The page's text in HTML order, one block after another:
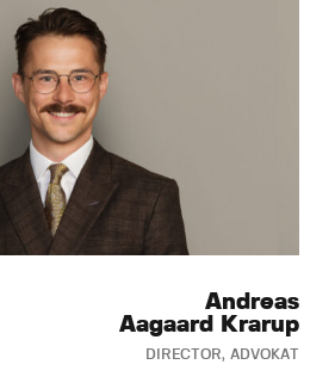
Andreas
Aagaard Krarup
DIRECTOR, ADVOKAT